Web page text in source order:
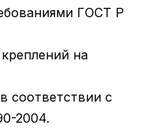
ГОСТ Р
на
соответствии с
2004.